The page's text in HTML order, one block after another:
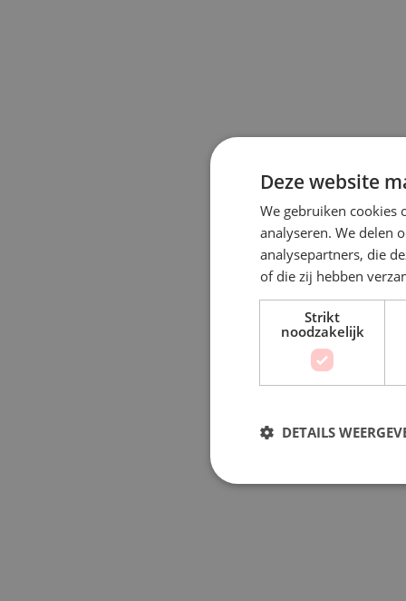
Deze website
We gebruiken cookies
analyseren. We delen
analysepartners, die
of die zij hebben
Strikt
noodzakelijk
DETAILS